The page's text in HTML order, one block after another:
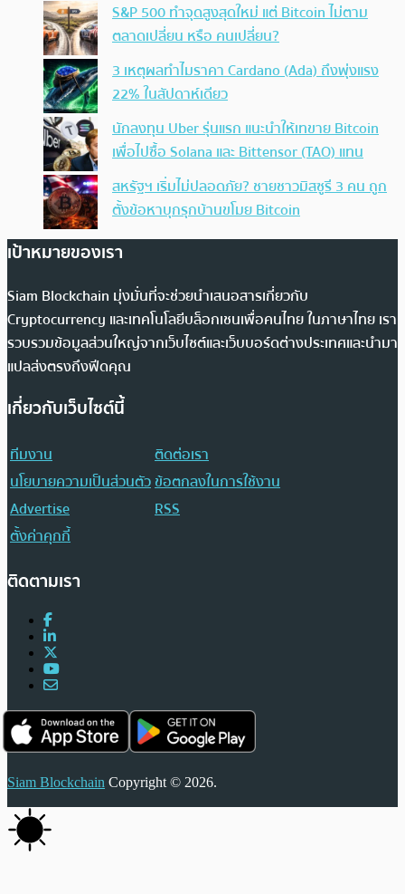
S&P 500 ทำจุดสูงสุดใหม่ แต่ Bitcoin ไม่ตาม
ตลาดเปลี่ยน หรือ คนเปลี่ยน?
3 เหตุผลทำไมราคา Cardano (Ada) ถึงพุ่งแรง
22% ในสัปดาห์เดียว
นักลงทุน Uber รุ่นแรก แนะนำให้เทขาย Bitcoin
เพื่อไปซื้อ Solana และ Bittensor (TAO) แทน
สหรัฐฯ เริ่มไม่ปลอดภัย? ชายชาวมิสซูรี 3 คน ถูก
ตั้งข้อหาบุกรุกบ้านขโมย Bitcoin
เป้าหมายของเรา
Siam Blockchain มุ่งมั่นที่จะช่วยนำเสนอสารเกี่ยวกับ
Cryptocurrency และเทคโนโลยีบล็อกเชนเพื่อคนไทย ในภาษาไทย เรา
รวบรวมข้อมูลส่วนใหญ่จากเว็บไซต์และเว็บบอร์ดต่างประเทศและนำมา
แปลส่งตรงถึงฟีดคุณ
เกี่ยวกับเว็บไซต์นี้
ทีมงาน
ติดต่อเรา
นโยบายความเป็นส่วนตัวข้อตกลงในการใช้งาน
Advertise
RSS
ตั้งค่าคุกกี้
ติดตามเรา
Siam Blockchain Copyright © 2026.